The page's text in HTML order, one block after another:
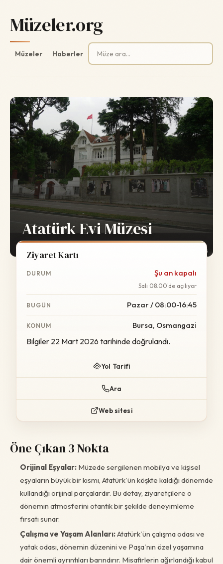
Müzeler.org
Müzeler Haberler
Arama:
Atatürk Evi Müzesi
Wikimedia Commons
Ziyaret Kartı
DURUM Şu an kapalı
Salı 08.00'de açılıyor
BUGÜN Pazar / 08:00-16:45
KONUM Bursa, Osmangazi̇
Bilgiler 22 Mart 2026 tarihinde doğrulandı.
Yol Tarifi
Ara
Web sitesi
Öne Çıkan 3 Nokta
Orijinal Eşyalar: Müzede sergilenen mobilya ve kişisel
eşyaların büyük bir kısmı, Atatürk'ün köşkte kaldığı dönemde
kullandığı orijinal parçalardır. Bu detay, ziyaretçilere o
dönemin atmosferini otantik bir şekilde deneyimleme
fırsatı sunar.
Çalışma ve Yaşam Alanları:Atatürk'ün çalışma odası ve
yatak odası, dönemin düzenini ve Paşa'nın özel yaşamına
dair önemli ayrıntıları barındırır. Misafirlerin ağırlandığı kabul